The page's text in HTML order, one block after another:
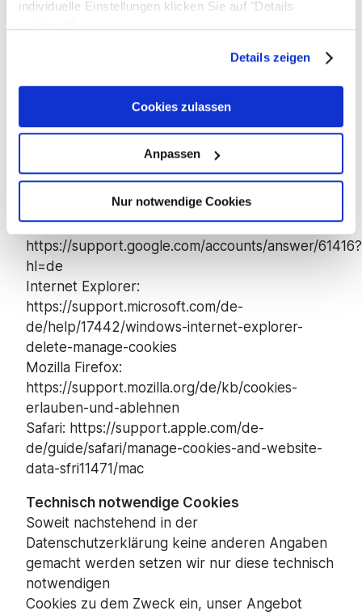
individuelle Einstellungen klicken Sie auf "Details
Details zeigen
Cookies zulassen
Anpassen
Nur notwendige Cookies
der enthaltenen Daten verhindern. Bereits
gespeicherte Cookies können jederzeit gelöscht
werden. Wir weisen Sie jedoch darauf hin, dass
Funktionen dieser Website vollumfänglich
werden nutzen können.
Unter den nachstehenden Links können Sie
sich informieren, wie Sie die Cookies bei den
wichtigsten Browsern verwalten (u.a. auch
deaktivieren) können:
Chrome:
https://support.google.com/accounts/answer/61416?
hl=de
Internet Explorer:
https://support.microsoft.com/de-
de/help/17442/windows-internet-explorer-
delete-manage-cookies
Mozilla Firefox:
https://support.mozilla.org/de/kb/cookies-
erlauben-und-ablehnen
Safari: https://support.apple.com/de-
de/guide/safari/manage-cookies-and-website-
data-sfri11471/mac
Technisch notwendige Cookies
Soweit nachstehend in der
Datenschutzerklärung keine anderen Angaben
gemacht werden setzen wir nur diese technisch
notwendigen
Cookies zu dem Zweck ein, unser Angebot